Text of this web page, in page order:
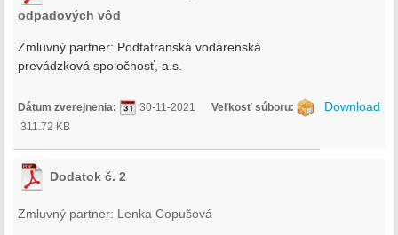
odpadových vôd
Zmluvný partner: Podtatranská vodárenská
prevádzková spoločnosť, a.s.
Dátum zverejnenia: 30-11-2021 Veľkosť súboru:
311.72 KB
Download
Dodatok č. 2
Zmluvný partner: Lenka Copušová